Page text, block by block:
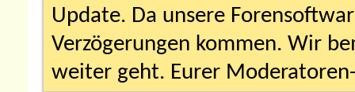
Update. Da unsere
Verzögerungen kommen. Wir
weiter geht. Eurer